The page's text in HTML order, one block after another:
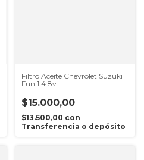
Filtro Aceite Chevrolet Suzuki
Fun 1.4 8v
$15.000,00
$13.500,00 con
Transferencia o depósito